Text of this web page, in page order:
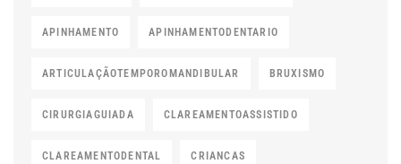
APINHAMENTO APINHAMENTODENTARIO
ARTICULAÇÃOTEMPOROMANDIBULAR BRUXISMO
CIRURGIAGUIADA CLAREAMENTOASSISTIDO
CLAREAMENTODENTAL CRIANCAS